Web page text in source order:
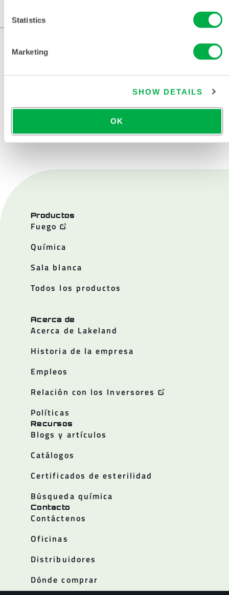
Statistics
Marketing
SHOW DETAILS
OK
CONTÁCTENOS
Productos
Fuego
Química
Sala blanca
Todos los productos
Acerca de
Acerca de Lakeland
Historia de la empresa
Empleos
Relación con los Inversores
Políticas
Recursos
Blogs y artículos
Catálogos
Certificados de esterilidad
Búsqueda química
Contacto
Contáctenos
Oficinas
Distribuidores
Dónde comprar